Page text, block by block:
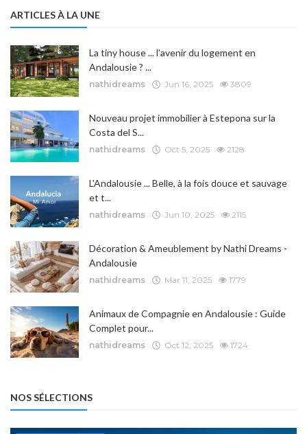
ARTICLES À LA UNE
La tiny house ... l’avenir du logement en
Andalousie ? ...
nathidreams Jun 16, 2025 3809
Nouveau projet immobilier à Estepona sur la
Costa del S...
nathidreams Oct 5, 2025 2128
L'Andalousie ... Belle, à la fois douce et sauvage
et t...
nathidreams Jun 10, 2025 2115
Décoration & Ameublement by Nathi Dreams -
Andalousie
nathidreams Mar 11, 2025 1779
Animaux de Compagnie en Andalousie : Guide
Complet pour...
nathidreams Oct 12, 2025 1724
NOS SÉLECTIONS